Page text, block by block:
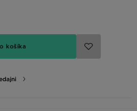
košíka